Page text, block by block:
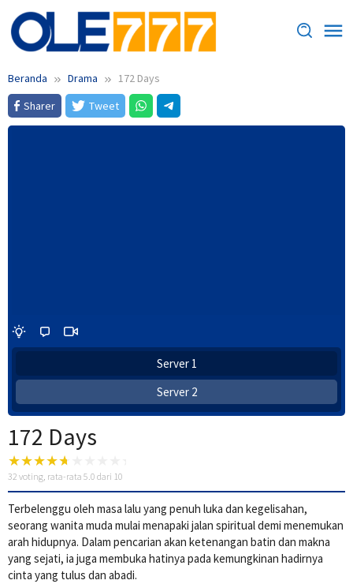
Loncat
ke
konten
Beranda Drama
172 Days
Sharer
Tweet
Server 1
Server 2
172 Days
32 voting, rata-rata 5.0 dari 10
Terbelenggu oleh masa lalu yang penuh luka dan kegelisahan,
seorang wanita muda mulai menapaki jalan spiritual demi menemukan
arah hidupnya. Dalam pencarian akan ketenangan batin dan makna
yang sejati, ia juga membuka hatinya pada kemungkinan hadirnya
cinta yang tulus dan abadi.